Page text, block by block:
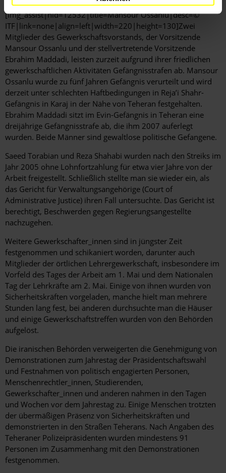
[img_assist|nid=12532|title=Mansour Ossanlu|desc=©
ITF|link=none|align=left|width=220|height=130]Zwei
Mitglieder des Gewerkschaftsvorstands, der Vorsitzende
Mansour Ossanlu und der stellvertretende Vorsitzende
Ebrahim Maddadi, leisten zurzeit aufgrund ihrer friedlichen
gewerkschaftlichen Aktivitäten Gefängnisstrafen ab. Mansour
Ossanlu wurde zu fünf Jahren Gefängnis verurteilt und wird
derzeit unter schlechten Haftbedingungen in Reja’i Shahr-
Gefängnis in Karaj in der Nähe von Teheran festgehalten.
Ebrahim Maddadi sitzt im Evin-Gefängnis in Teheran eine
dreijährige Gefängnisstrafe ab, die ihm 2007 auferlegt
wurden. Beide Männer sind gewaltlose politische Gefangene.
Saeed Torabian und Reza Shahabi wurden nach den Streiks im
Jahr 2005 ohne Lohnfortzahlung für etwa vier Jahre von der
Arbeit freigestellt. Schließlich stellte man sie wieder ein, als
das Gericht für Verwaltungsangehörige (Court of
Administrative Justice) ihren Fall untersuchte. Das Gericht ist
berechtigt, Beschwerden gegen Regierungsangestellte
nachzugehen.
Weitere Gewerkschafter_innen sind in jüngster Zeit
festgenommen und schikaniert worden, darunter auch
Mitglieder der örtlichen Lehrergewerkschaft, insbesondere im
Vorfeld des Tages der Arbeit am 1. Mai und dem Nationalen
Tag der Lehrkräfte am 2. Mai. Einige von ihnen wurden von
Sicherheitskräften vorgeladen, manche hielt man mehrere
Stunden lang fest, bei anderen durchsuchte man die Häuser
und einige Gewerkschaftstreffen wurden von den Behörden
aufgelöst.
Die iranischen Behörden verweigerten die Genehmigung von
Demonstrationen zum Jahrestag der Präsidentschaftswahl
und Festnahmen von politisch engagierten Personen,
Menschenrechtler_innen, Studierenden,
Gewerkschafter_innen und anderen nahmen in den Tagen
und Wochen vor dem Jahrestag zu. Einige Menschen trotzten
der übermäßigen Präsenz von Sicherheitskräften und
demonstrierten in den Straßen Teherans. Nach Angaben des
Teheraner Polizeipräsidenten wurden mindestens 91
Personen im Zusammenhang mit den Demonstrationen
festgenommen.